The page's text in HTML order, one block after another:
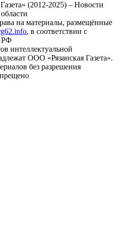
(2012-2025) – Новости
на материалы, размещённые
, в соответствии с
РФ
интеллектуальной
ООО «Рязанская Газета».
без разрешения